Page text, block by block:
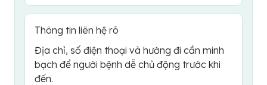
Thông tin liên hệ rõ
Địa chỉ, số điện thoại và hướng đi cần minh
bạch để người bệnh dễ chủ động trước khi
đến.